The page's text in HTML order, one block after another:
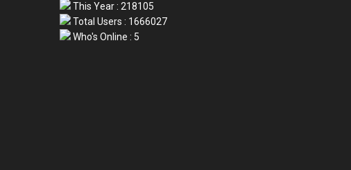
This Year : 218105
Total Users : 1666027
Who's Online : 5